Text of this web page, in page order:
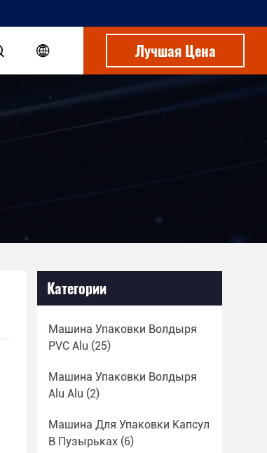
Лучшая Цена
Категории
Машина Упаковки Волдыря
PVC Alu (25)
Машина Упаковки Волдыря
Alu Alu (2)
Машина Для Упаковки Капсул
В Пузырьках (6)